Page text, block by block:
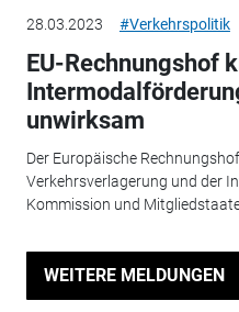
28.03.2023 #Verkehrspolitik
EU-Rechnungshof
unwirksam
Der Europäische
Verkehrsverlagerung und der
Kommission und
WEITERE MELDUNGEN